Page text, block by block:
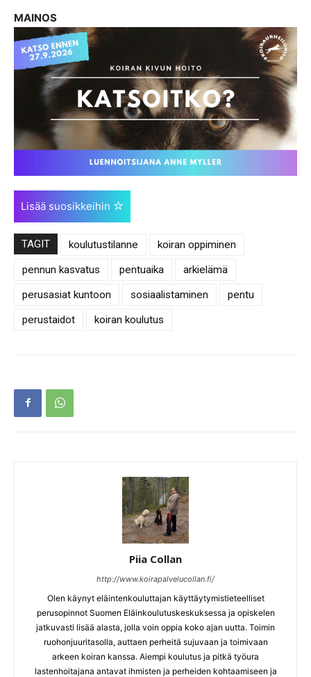
MAINOS
Lisää suosikkeihin
TAGIT koulutustilanne
koiran oppiminen
pennun kasvatus
pentuaika
arkielämä
perusasiat kuntoon
sosiaalistaminen
pentu
perustaidot
koiran koulutus
Piia Collan
http://www.koirapalvelucollan.fi/
Olen käynyt eläintenkouluttajan käyttäytymistieteelliset
perusopinnot Suomen Eläinkoulutuskeskuksessa ja opiskelen
jatkuvasti lisää alasta, jolla voin oppia koko ajan uutta. Toimin
ruohonjuuritasolla, auttaen perheitä sujuvaan ja toimivaan
arkeen koiran kanssa. Aiempi koulutus ja pitkä työura
lastenhoitajana antavat ihmisten ja perheiden kohtaamiseen ja